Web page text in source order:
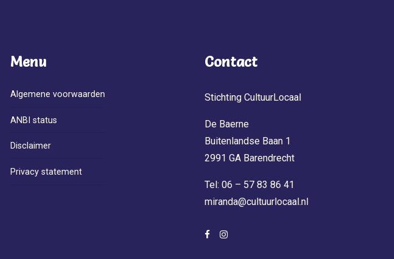
Menu
Algemene voorwaarden
ANBI status
Disclaimer
Privacy statement
Contact
Stichting CultuurLocaal
De Baerne
Buitenlandse Baan 1
2991 GA Barendrecht
Tel: 06 – 57 83 86 41
miranda@cultuurlocaal.nl